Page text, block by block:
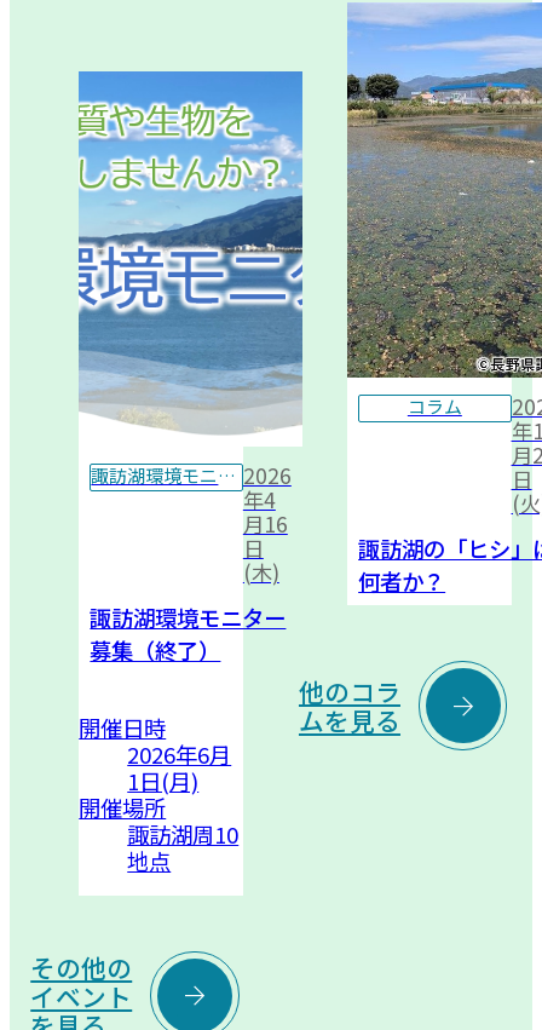
諏訪湖環境モニター 2026
年4
月16
日
(木)
諏訪湖環境モニター
募集（終了）
開催日時
2026年6月
1日(月)
開催場所
諏訪湖周10
地点
その他の
イベント

コラム
年
月
日
(
諏訪湖の「ヒシ」
何者か？
他のコラ
ムを見る
